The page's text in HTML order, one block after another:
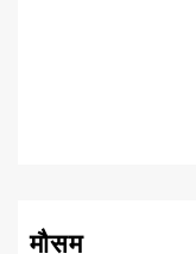
मौसम